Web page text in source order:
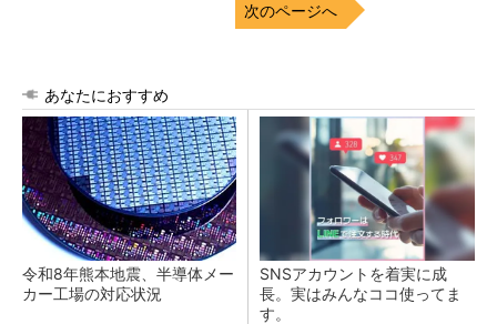
次のページへ
あなたにおすすめ
令和8年熊本地震、半導体メー
カー工場の対応状況
SNSアカウントを着実に成
長。実はみんなココ使ってま
す。